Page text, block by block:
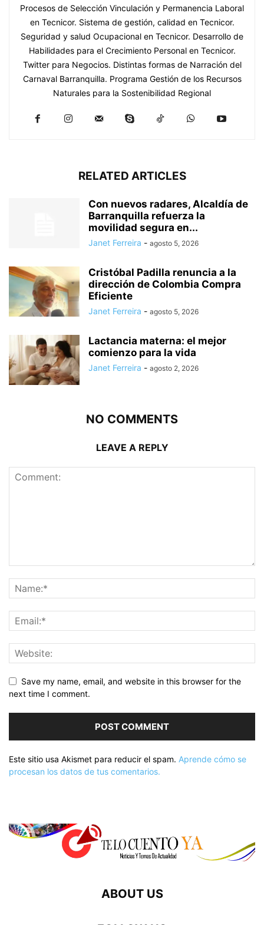
Procesos de Selección Vinculación y Permanencia Laboral
en Tecnicor. Sistema de gestión, calidad en Tecnicor.
Seguridad y salud Ocupacional en Tecnicor. Desarrollo de
Habilidades para el Crecimiento Personal en Tecnicor.
Twitter para Negocios. Distintas formas de Narración del
Carnaval Barranquilla. Programa Gestión de los Recursos
Naturales para la Sostenibilidad Regional
RELATED ARTICLES
Con nuevos radares, Alcaldía de
Barranquilla refuerza la
movilidad segura en...
Janet Ferreira - agosto 5, 2026
Cristóbal Padilla renuncia a la
dirección de Colombia Compra
Eficiente
Janet Ferreira - agosto 5, 2026
Lactancia materna: el mejor
comienzo para la vida
Janet Ferreira - agosto 2, 2026
NO COMMENTS
LEAVE A REPLY
Save my name, email, and website in this browser for the
next time I comment.
Este sitio usa Akismet para reducir el spam. Aprende cómo se
procesan los datos de tus comentarios.
ABOUT US